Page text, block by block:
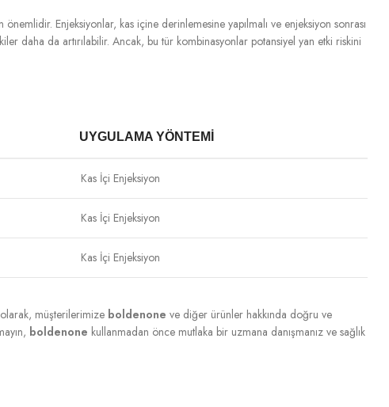
Enjeksiyonlar, kas içine derinlemesine yapılmalı ve enjeksiyon sonrası
daha da artırılabilir. Ancak, bu tür kombinasyonlar potansiyel yan etki riskini
UYGULAMA YÖNTEMI
Kas İçi Enjeksiyon
Kas İçi Enjeksiyon
Kas İçi Enjeksiyon
müşterilerimize boldenone ve diğer ürünler hakkında doğru ve
boldenone kullanmadan önce mutlaka bir uzmana danışmanız ve sağlık